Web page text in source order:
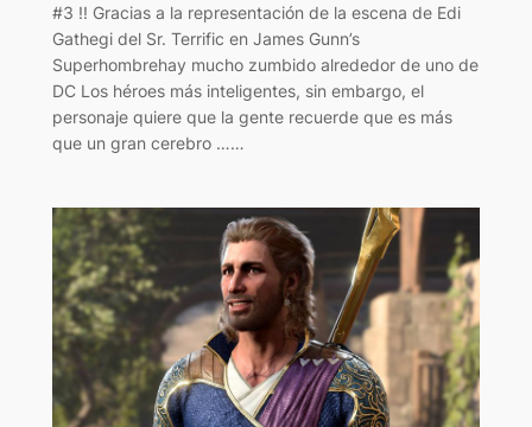
#3 !! Gracias a la representación de la escena de Edi
Gathegi del Sr. Terrific en James Gunn’s
Superhombrehay mucho zumbido alrededor de uno de
DC Los héroes más inteligentes, sin embargo, el
personaje quiere que la gente recuerde que es más
que un gran cerebro ……